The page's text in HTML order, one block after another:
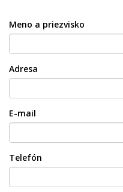
Meno a priezvisko
Adresa
E-mail
Telefón